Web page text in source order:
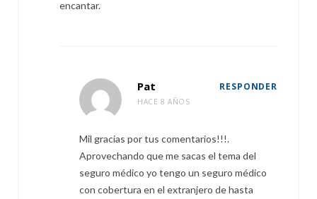
encantar.
Pat
HACE 8 AÑOS
RESPONDER
Mil gracias por tus comentarios!!!.
Aprovechando que me sacas el tema del
seguro médico yo tengo un seguro médico
con cobertura en el extranjero de hasta